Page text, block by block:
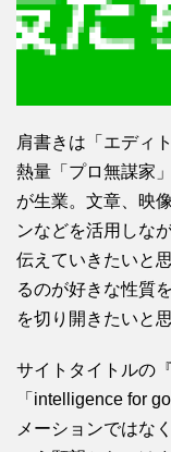
肩書きは「エディ
熱量「プロ無謀家
が生業。文章、映
ンなどを活用しな
伝えていきたいと
るのが好きな性質
を切り開きたいと
サイトタイトルの
「intelligence for
メーションではな